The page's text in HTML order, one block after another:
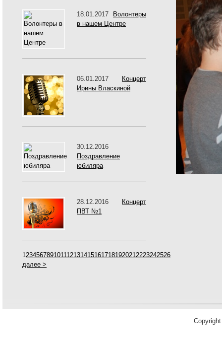
18.01.2017 Волонтеры
в нашем Центре
06.01.2017 Концерт
Ирины Власкиной
30.12.2016
Поздравление
юбиляра
28.12.2016 Концерт
ПВТ №1
1 23456789101112131415161718192021 2223242526
далее >